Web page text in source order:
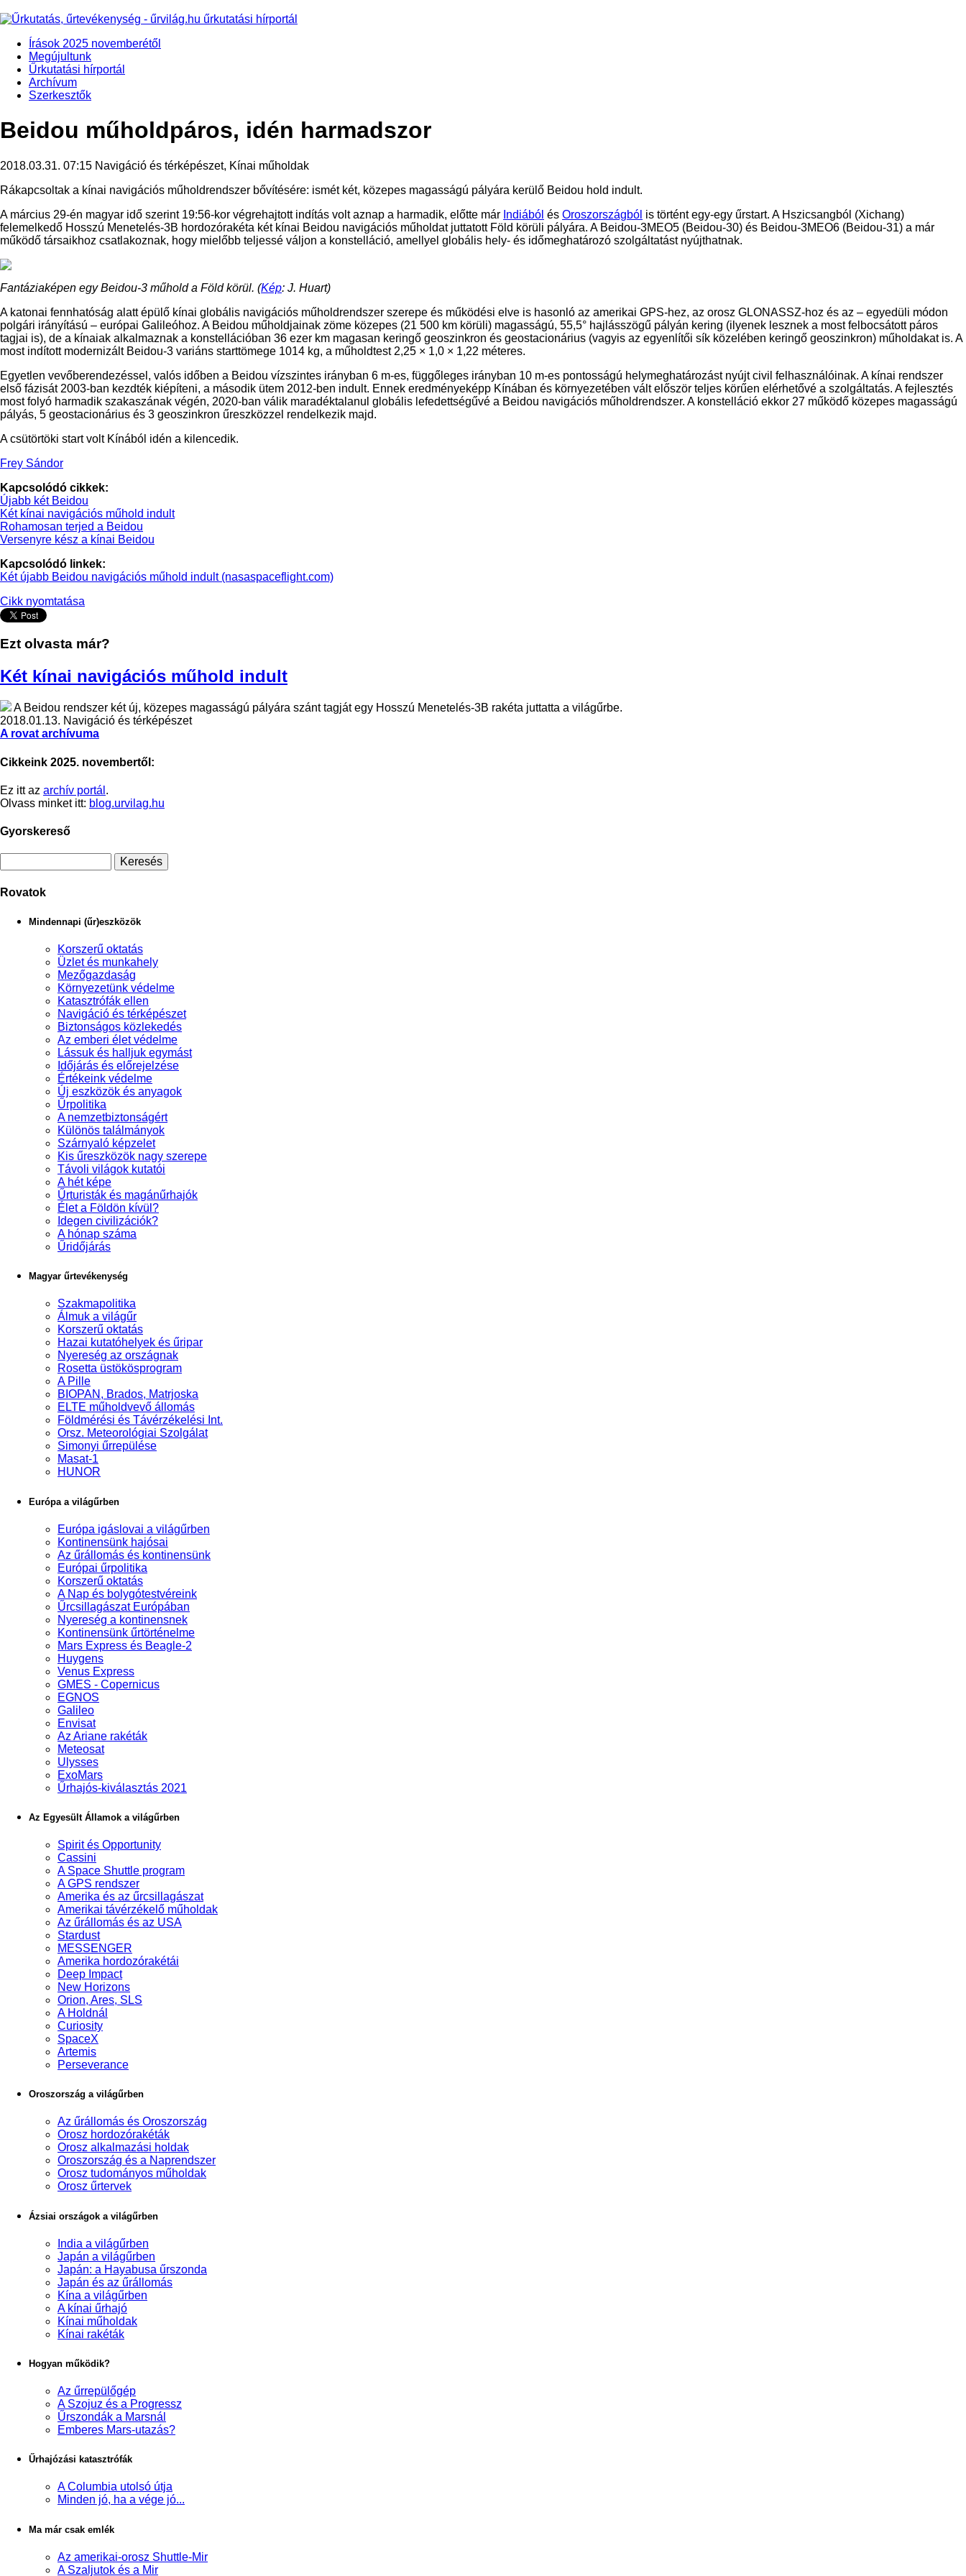
Írások 2025 novemberétől
Megújultunk
Űrkutatási hírportál
Archívum
Szerkesztők
Beidou műholdpáros, idén harmadszor
2018.03.31. 07:15 Navigáció és térképészet, Kínai műholdak
Rákapcsoltak a kínai navigációs műholdrendszer bővítésére: ismét két, közepes magasságú pályára kerülő Beidou hold indult.
A március 29-én magyar idő szerint 19:56-kor végrehajtott indítás volt aznap a harmadik, előtte már Indiából és Oroszországból is történt egy-egy űrstart. A Hszicsangból (Xichang)
felemelkedő Hosszú Menetelés-3B hordozórakéta két kínai Beidou navigációs műholdat juttatott Föld körüli pályára. A Beidou-3MEO5 (Beidou-30) és Beidou-3MEO6 (Beidou-31) a már
működő társaikhoz csatlakoznak, hogy mielőbb teljessé váljon a konstelláció, amellyel globális hely- és időmeghatározó szolgáltatást nyújthatnak.
Fantáziaképen egy Beidou-3 műhold a Föld körül. (Kép: J. Huart)
A katonai fennhatóság alatt épülő kínai globális navigációs műholdrendszer szerepe és működési elve is hasonló az amerikai GPS-hez, az orosz GLONASSZ-hoz és az – egyedüli módon
polgári irányítású – európai Galileóhoz. A Beidou műholdjainak zöme közepes (21 500 km körüli) magasságú, 55,5° hajlásszögű pályán kering (ilyenek lesznek a most felbocsátott páros
tagjai is), de a kínaiak alkalmaznak a konstellációban 36 ezer km magasan keringő geoszinkron és geostacionárius (vagyis az egyenlítői sík közelében keringő geoszinkron) műholdakat is. A
most indított modernizált Beidou-3 variáns starttömege 1014 kg, a műholdtest 2,25 × 1,0 × 1,22 méteres.
Egyetlen vevőberendezéssel, valós időben a Beidou vízszintes irányban 6 m-es, függőleges irányban 10 m-es pontosságú helymeghatározást nyújt civil felhasználóinak. A kínai rendszer
első fázisát 2003-ban kezdték kiépíteni, a második ütem 2012-ben indult. Ennek eredményeképp Kínában és környezetében vált először teljes körűen elérhetővé a szolgáltatás. A fejlesztés
most folyó harmadik szakaszának végén, 2020-ban válik maradéktalanul globális lefedettségűvé a Beidou navigációs műholdrendszer. A konstelláció ekkor 27 működő közepes magasságú
pályás, 5 geostacionárius és 3 geoszinkron űreszközzel rendelkezik majd.
A csütörtöki start volt Kínából idén a kilencedik.
Frey Sándor
Kapcsolódó cikkek:
Újabb két Beidou
Két kínai navigációs műhold indult
Rohamosan terjed a Beidou
Versenyre kész a kínai Beidou
Kapcsolódó linkek:
Két újabb Beidou navigációs műhold indult (nasaspaceflight.com)
Cikk nyomtatása
Ezt olvasta már?
Két kínai navigációs műhold indult
A Beidou rendszer két új, közepes magasságú pályára szánt tagját egy Hosszú Menetelés-3B rakéta juttatta a világűrbe.
2018.01.13. Navigáció és térképészet
A rovat archívuma
Cikkeink 2025. novembertől:
Ez itt az archív portál .
Olvass minket itt: blog.urvilag.hu
Gyorskereső
Rovatok
Mindennapi (űr)eszközök
Korszerű oktatás
Üzlet és munkahely
Mezőgazdaság
Környezetünk védelme
Katasztrófák ellen
Navigáció és térképészet
Biztonságos közlekedés
Az emberi élet védelme
Lássuk és halljuk egymást
Időjárás és előrejelzése
Értékeink védelme
Új eszközök és anyagok
Űrpolitika
A nemzetbiztonságért
Különös találmányok
Szárnyaló képzelet
Kis űreszközök nagy szerepe
Távoli világok kutatói
A hét képe
Űrturisták és magánűrhajók
Élet a Földön kívül?
Idegen civilizációk?
A hónap száma
Űridőjárás
Magyar űrtevékenység
Szakmapolitika
Álmuk a világűr
Korszerű oktatás
Hazai kutatóhelyek és űripar
Nyereség az országnak
Rosetta üstökösprogram
A Pille
BIOPAN, Brados, Matrjoska
ELTE műholdvevő állomás
Földmérési és Távérzékelési Int.
Orsz. Meteorológiai Szolgálat
Simonyi űrrepülése
Masat-1
HUNOR
Európa a világűrben
Európa igáslovai a világűrben
Kontinensünk hajósai
Az űrállomás és kontinensünk
Európai űrpolitika
Korszerű oktatás
A Nap és bolygótestvéreink
Űrcsillagászat Európában
Nyereség a kontinensnek
Kontinensünk űrtörténelme
Mars Express és Beagle-2
Huygens
Venus Express
GMES - Copernicus
EGNOS
Galileo
Envisat
Az Ariane rakéták
Meteosat
Ulysses
ExoMars
Űrhajós-kiválasztás 2021
Az Egyesült Államok a világűrben
Spirit és Opportunity
Cassini
A Space Shuttle program
A GPS rendszer
Amerika és az űrcsillagászat
Amerikai távérzékelő műholdak
Az űrállomás és az USA
Stardust
MESSENGER
Amerika hordozórakétái
Deep Impact
New Horizons
Orion, Ares, SLS
A Holdnál
Curiosity
SpaceX
Artemis
Perseverance
Oroszország a világűrben
Az űrállomás és Oroszország
Orosz hordozórakéták
Orosz alkalmazási holdak
Oroszország és a Naprendszer
Orosz tudományos műholdak
Orosz űrtervek
Ázsiai országok a világűrben
India a világűrben
Japán a világűrben
Japán: a Hayabusa űrszonda
Japán és az űrállomás
Kína a világűrben
A kínai űrhajó
Kínai műholdak
Kínai rakéták
Hogyan működik?
Az űrrepülőgép
A Szojuz és a Progressz
Űrszondák a Marsnál
Emberes Mars-utazás?
Űrhajózási katasztrófák
A Columbia utolsó útja
Minden jó, ha a vége jó...
Ma már csak emlék
Az amerikai-orosz Shuttle-Mir
A Szaljutok és a Mir